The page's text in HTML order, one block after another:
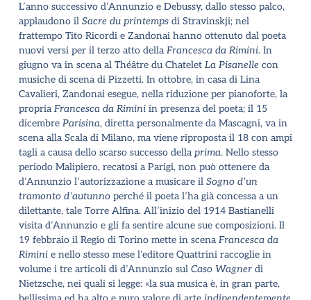
L’anno successivo d’Annunzio e Debussy, dallo stesso palco,
applaudono il Sacre du printempsdi Stravinskji; nel
frattempo Tito Ricordi e Zandonai hanno ottenuto dal poeta
nuovi versi per il terzo atto della Francesca da Rimini. In
giugno va in scena al Théâtre du Chatelet La Pisanelle con
musiche di scena di Pizzetti. In ottobre, in casa di Lina
Cavalieri, Zandonai esegue, nella riduzione per pianoforte, la
propria Francesca da Riminiin presenza del poeta; il 15
dicembre Parisina, diretta personalmente da Mascagni, va in
scena alla Scala di Milano, ma viene riproposta il 18 con ampi
tagli a causa dello scarso successo della prima. Nello stesso
periodo Malipiero, recatosi a Parigi, non può ottenere da
d’Annunzio l’autorizzazione a musicare il Sogno d’un
tramonto d’autunnoperché il poeta l’ha già concessa a un
dilettante, tale Torre Alfina. All’inizio del 1914 Bastianelli
visita d’Annunzio e gli fa sentire alcune sue composizioni. Il
19 febbraio il Regio di Torino mette in scena Francesca da
Riminie nello stesso mese l’editore Quattrini raccoglie in
volume i tre articoli di d’Annunzio sul Caso Wagner di
Nietzsche, nei quali si legge: «la sua musica è, in gran parte,